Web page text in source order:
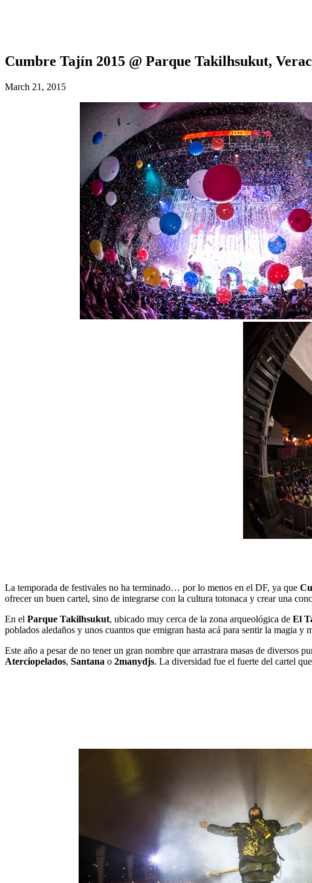
Cumbre Tajín 2015 @ Parque Takilhsukut,
March 21, 2015
La temporada de festivales no ha terminado… por lo menos en el DF, ya que
ofrecer un buen cartel, sino de integrarse con la cultura totonaca y crear una
En el Parque Takilhsukut, ubicado muy cerca de la zona arqueológica de El
poblados aledaños y unos cuantos que emigran hasta acá para sentir la magia y
Este año a pesar de no tener un gran nombre que arrastrara masas de diversos
Aterciopelados, Santana o 2manydjs. La diversidad fue el fuerte del cartel